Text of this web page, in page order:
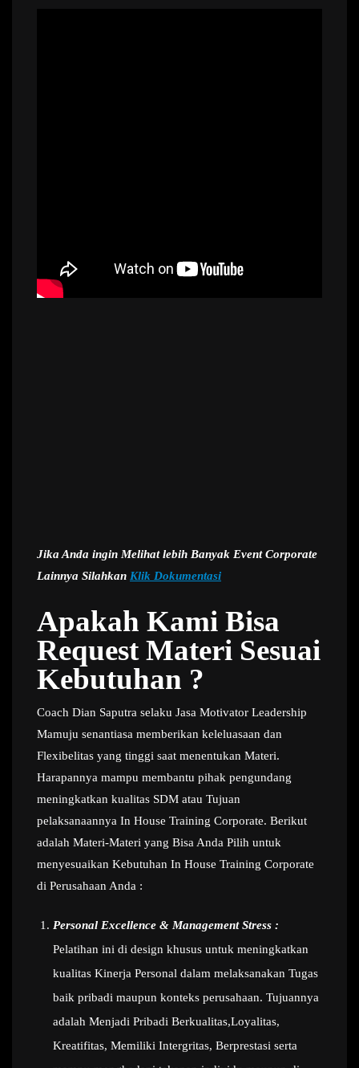
Jika Anda ingin Melihat lebih Banyak Event Corporate
Lainnya Silahkan Klik Dokumentasi
Apakah Kami Bisa
Request Materi Sesuai
Kebutuhan ?
Coach Dian Saputra selaku Jasa Motivator Leadership
Mamuju senantiasa memberikan keleluasaan dan
Flexibelitas yang tinggi saat menentukan Materi.
Harapannya mampu membantu pihak pengundang
meningkatkan kualitas SDM atau Tujuan
pelaksanaannya In House Training Corporate. Berikut
adalah Materi-Materi yang Bisa Anda Pilih untuk
menyesuaikan Kebutuhan In House Training Corporate
di Perusahaan Anda :
Personal Excellence & Management Stress :
Pelatihan ini di design khusus untuk meningkatkan
kualitas Kinerja Personal dalam melaksanakan Tugas
baik pribadi maupun konteks perusahaan. Tujuannya
adalah Menjadi Pribadi Berkualitas,Loyalitas,
Kreatifitas, Memiliki Intergritas, Berprestasi serta